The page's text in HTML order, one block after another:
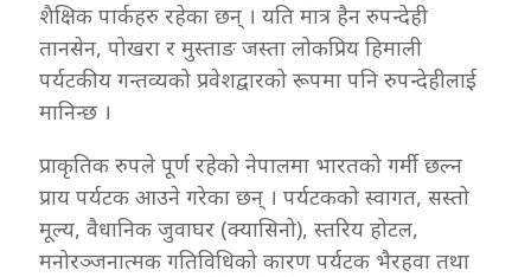
शैक्षिक पार्कहरु रहेका छन् । यति मात्र हैन रुपन्देही
तानसेन, पोखरा र मुस्ताङ जस्ता लोकप्रिय हिमाली
पर्यटकीय गन्तव्यको प्रवेशद्वारको रूपमा पनि रुपन्देहीलाई
मानिन्छ ।
प्राकृतिक रुपले पूर्ण रहेको नेपालमा भारतको गर्मी छल्न
प्राय पर्यटक आउने गरेका छन् । पर्यटकको स्वागत, सस्तो
मूल्य, वैधानिक जुवाघर (क्यासिनो), स्तरिय होटल,
मनोरञ्जनात्मक गतिविधिको कारण पर्यटक भैरहवा तथा